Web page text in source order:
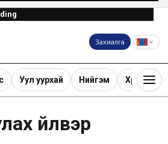
Захиалга
Уул уурхай Нийгэм Хөрөнгө
үйлвэр